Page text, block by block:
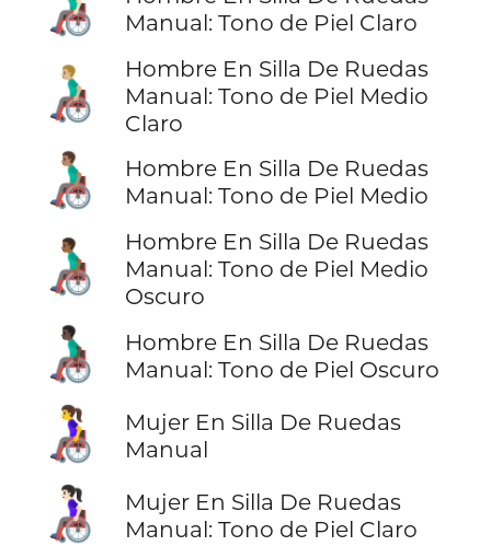
Manual: Tono de Piel Claro
👨🏼‍🦽
Hombre En Silla De Ruedas
Manual: Tono de Piel Medio
Claro
👨🏽‍🦽
Hombre En Silla De Ruedas
Manual: Tono de Piel Medio
👨🏾‍🦽
Hombre En Silla De Ruedas
Manual: Tono de Piel Medio
Oscuro
👨🏿‍🦽
Hombre En Silla De Ruedas
Manual: Tono de Piel Oscuro
👩‍🦽
Mujer En Silla De Ruedas
Manual
👩🏻‍🦽
Mujer En Silla De Ruedas
Manual: Tono de Piel Claro